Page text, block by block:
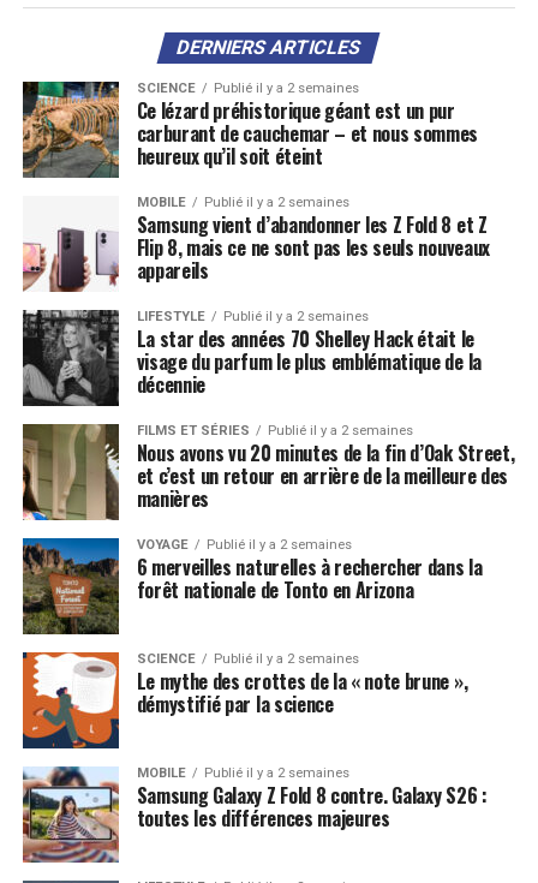
DERNIERS ARTICLES
SCIENCE Publié il y a 2 semaines
Ce lézard préhistorique géant est un pur
carburant de cauchemar – et nous sommes
heureux qu’il soit éteint
MOBILE Publié il y a 2 semaines
Samsung vient d’abandonner les Z Fold 8 et Z
Flip 8, mais ce ne sont pas les seuls nouveaux
appareils
LIFESTYLE Publié il y a 2 semaines
La star des années 70 Shelley Hack était le
visage du parfum le plus emblématique de la
décennie
FILMS ET SÉRIES Publié il y a 2 semaines
Nous avons vu 20 minutes de la fin d’Oak Street,
et c’est un retour en arrière de la meilleure des
manières
VOYAGE Publié il y a 2 semaines
6 merveilles naturelles à rechercher dans la
forêt nationale de Tonto en Arizona
SCIENCE Publié il y a 2 semaines
Le mythe des crottes de la « note brune »,
démystifié par la science
MOBILE Publié il y a 2 semaines
Samsung Galaxy Z Fold 8 contre. Galaxy S26 :
toutes les différences majeures